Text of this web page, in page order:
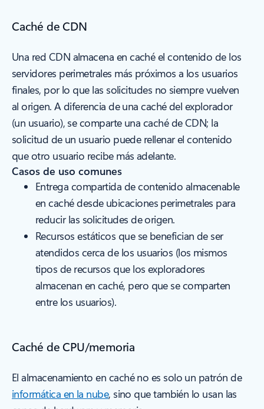
Caché de CDN
Una red CDN almacena en caché el contenido de los
servidores perimetrales más próximos a los usuarios
finales, por lo que las solicitudes no siempre vuelven
al origen. A diferencia de una caché del explorador
(un usuario), se comparte una caché de CDN; la
solicitud de un usuario puede rellenar el contenido
que otro usuario recibe más adelante.
Casos de uso comunes
Entrega compartida de contenido almacenable
en caché desde ubicaciones perimetrales para
reducir las solicitudes de origen.
Recursos estáticos que se benefician de ser
atendidos cerca de los usuarios (los mismos
tipos de recursos que los exploradores
almacenan en caché, pero que se comparten
entre los usuarios).
Caché de CPU/memoria
El almacenamiento en caché no es solo un patrón de
informática en la nube, sino que también lo usan las